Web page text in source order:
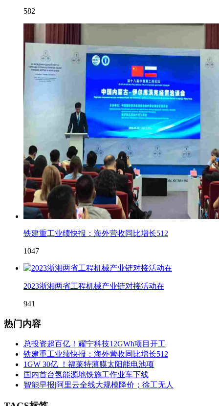
582
铁建重工业绩快报：海外营收同比增长512
1047
2023浙湘两省工程机械产业链对接活动在
941
热门内容
总投资超百亿！耀宁科技12GWh项目开工
铁建重工业绩快报：海外营收同比增长512
1GW 30亿 ！福莱特薄膜太阳能电池项
国内首台氢能源地铁施工作业车下线
智能早报|阿里云全线大规模降价；徐工无人